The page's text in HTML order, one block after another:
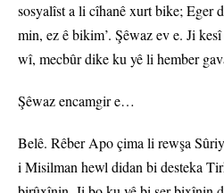
sosyalîst a li cîhanê xurt bike; Eger
min, ez ê bikim’. Şêwaz ev e. Ji
wî, mecbûr dike ku yê li hember
Şêwaz encamgir e…
Belê. Rêber Apo çima li rewşa
i Misilman hewl didan bi desteka